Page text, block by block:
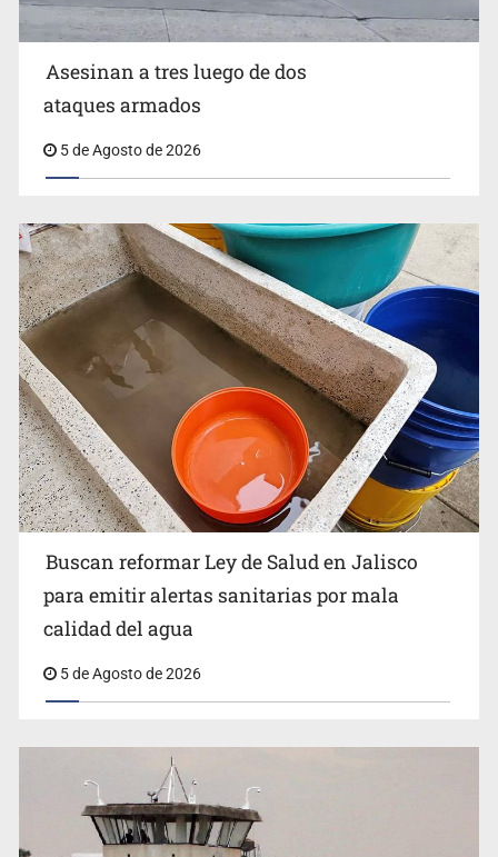
Buscan reformar Ley de Salud en Jalisco para emitir
alertas sanitarias por mala calidad del agua
Citarían a Medrano si persiste falta de diálogo con
vecinos de Mirador San Isidro
Asesinan a tres luego de dos
ataques armados
5 de Agosto de 2026
Buscan reformar Ley de Salud en Jalisco
para emitir alertas sanitarias por mala
calidad del agua
5 de Agosto de 2026